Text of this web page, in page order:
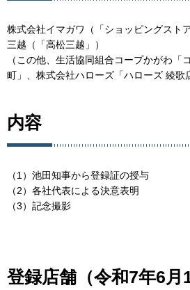
株式会社イマガワ（「ショッピングスト
三越（「高松三越」）
（この他、生活協同組合コープかがわ「
町」、株式会社ハローズ「ハローズ 綾歌
内容
（1）池田知事から登録証の授与
（2）各社代表による決意表明
（3）記念撮影
登録店舗（令和7年6月